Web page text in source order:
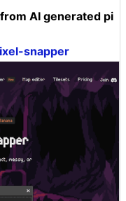
AI generated pi
snapper